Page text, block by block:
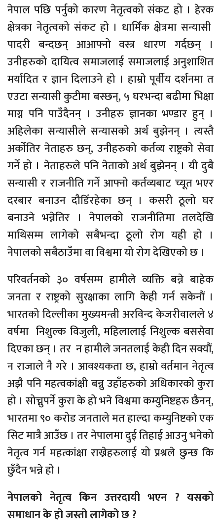
नेपाल पछि पर्नुको कारण नेतृत्वको संकट हो । हेरक
क्षेत्रका नेतृत्वको संकट हो । धार्मिक क्षेत्रमा सन्यासी
पादरी बन्दछन् आआफ्नो वस्त्र धारण गर्दछन् ।
उनीहरुको दायित्व समाजलाई समाजलाई अनुशाशित
मर्यादित र ज्ञान दिलाउने हो । हाम्रो पूर्वीय दर्शनमा त
एउटा सन्यासी कुटीमा बस्छन्, ५ घरभन्दा बढीमा भिक्षा
माग्न पनि पाउँदैनन् । उनीहरु ज्ञानका भण्डार हुन् ।
अहिलेका सन्यासीले सन्यासको अर्थ बुझेनन् । त्यस्तै
अर्कोतिर नेताहरु छन्, उनीहरुको कर्तव्य राष्ट्रको सेवा
गर्ने हो । नेताहरुले पनि नेताको अर्थ बुझेनन् । यी दुबै
सन्यासी र राजनीति गर्ने आफ्नो कर्तव्यबाट च्यूत भएर
दरबार बनाउन दौडिँरहेका छन् । कसरी ठूलो घर
बनाउने भन्नेतिर । नेपालको राजनीतिमा तलदेखि
माथिसम्म लागेको सबैभन्दा ठूलो रोग यही हो ।
नेपालको सबैठाउँमा वा विश्वमा यो रोग देखिएको छ ।
परिवर्तनको ३० वर्षसम्म हामीले व्यक्ति बन्ने बाहेक
जनता र राष्ट्रको सुरक्षाका लागि केही गर्न सकेनौं ।
भारतको दिल्लीका मुख्यमन्त्री अरविन्द केजरीवालले ४
वर्षमा निशुल्क विजुली, महिलालाई निशुल्क बससेवा
दिएका छन् । तर न हामीले जनतलाई केही दिन सक्यौं,
न राजाले नै गरे । आवश्यकता छ, हाम्रो वर्तमान नेतृत्व
अझै पनि महत्वकांक्षी बन्नु उहाँहरुको अधिकारको कुरा
हो । सोच्नुपर्ने कुरा के हो भने विश्वमा कम्युनिष्टहरु छैनन्,
भारतमा ९० करोड जनताले मत हाल्दा कम्युनिष्टको एक
सिट मात्रै आउँछ । तर नेपालमा दुई तिहाई आउनु भनेको
नेतृत्व गर्न महत्कांक्षा राख्नेहरुलाई यो प्रश्नले छुन्छ कि
छुँदैन भन्ने हो ।
नेपालको नेतृत्व किन उत्तरदायी भएन ? यसको
समाधान के हो जस्तो लागेको छ ?